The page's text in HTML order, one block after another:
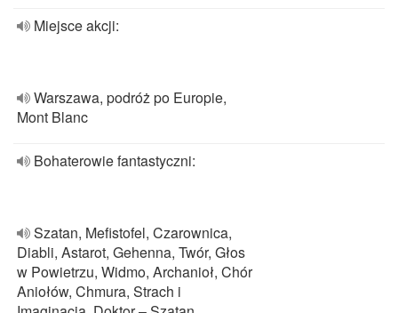
Miejsce akcji:
Warszawa, podróż po Europie,
Mont Blanc
Bohaterowie fantastyczni:
Szatan, Mefistofel, Czarownica,
Diabli, Astarot, Gehenna, Twór, Głos
w Powietrzu, Widmo, Archanioł, Chór
Aniołów, Chmura, Strach i